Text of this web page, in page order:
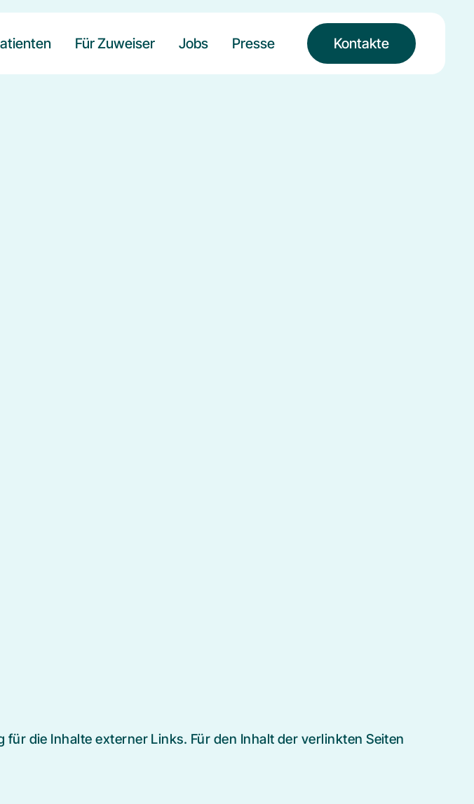
Für Zuweiser Jobs Presse Kontakte
die Inhalte externer Links. Für den Inhalt der verlinkten Seiten